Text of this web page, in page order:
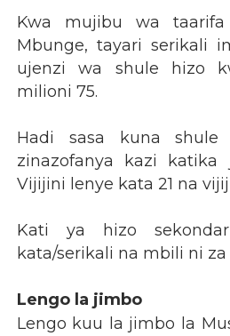
Kwa mujibu wa
Mbunge, tayari serikali
ujenzi wa shule hizo
milioni 75.
Hadi sasa kuna shule
zinazofanya kazi katika
Vijijini lenye kata 21 na
Kati ya hizo
kata/serikali na mbili ni za
Lengo la jimbo
Lengo kuu la jimbo la